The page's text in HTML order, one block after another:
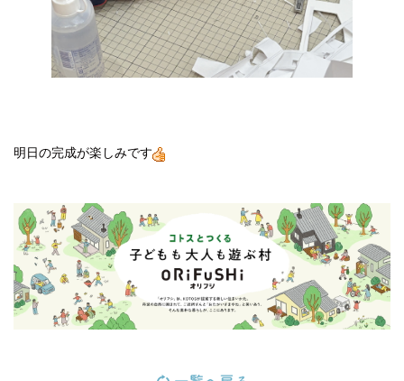
明日の完成が楽しみです